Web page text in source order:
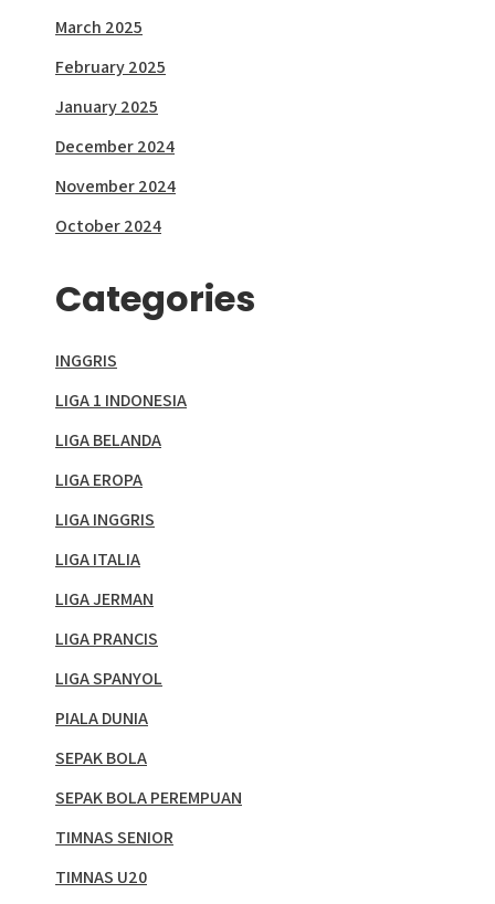
March 2025
February 2025
January 2025
December 2024
November 2024
October 2024
Categories
INGGRIS
LIGA 1 INDONESIA
LIGA BELANDA
LIGA EROPA
LIGA INGGRIS
LIGA ITALIA
LIGA JERMAN
LIGA PRANCIS
LIGA SPANYOL
PIALA DUNIA
SEPAK BOLA
SEPAK BOLA PEREMPUAN
TIMNAS SENIOR
TIMNAS U20